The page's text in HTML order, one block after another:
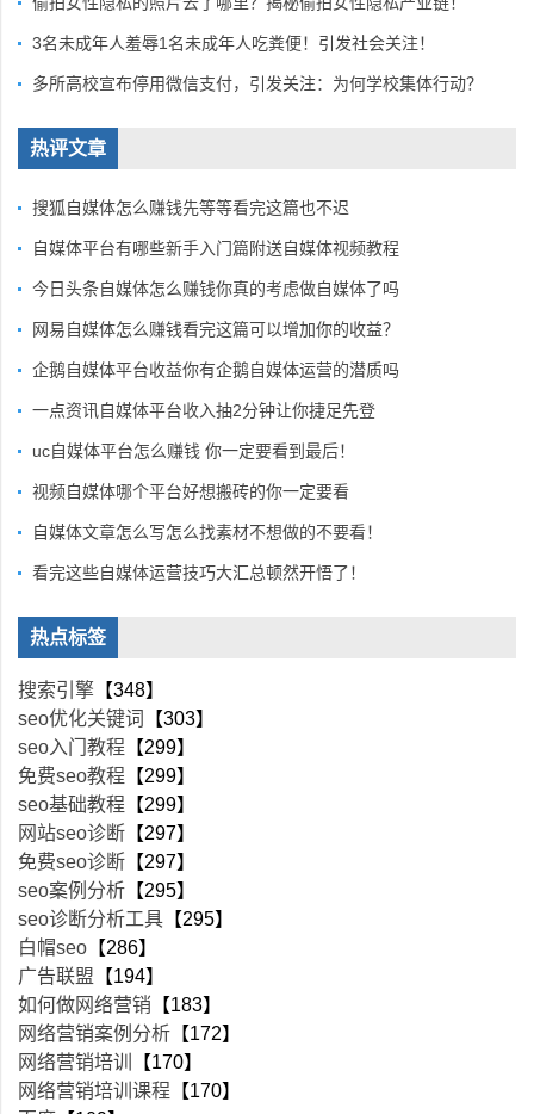
3名未成年人羞辱1名未成年人吃粪便！引发社会关注！
多所高校宣布停用微信支付，引发关注：为何学校集体行动？
热评文章
搜狐自媒体怎么赚钱先等等看完这篇也不迟
自媒体平台有哪些新手入门篇附送自媒体视频教程
今日头条自媒体怎么赚钱你真的考虑做自媒体了吗
网易自媒体怎么赚钱看完这篇可以增加你的收益？
企鹅自媒体平台收益你有企鹅自媒体运营的潜质吗
一点资讯自媒体平台收入抽2分钟让你捷足先登
uc自媒体平台怎么赚钱 你一定要看到最后！
视频自媒体哪个平台好想搬砖的你一定要看
自媒体文章怎么写怎么找素材不想做的不要看！
看完这些自媒体运营技巧大汇总顿然开悟了！
热点标签
搜索引擎 【348】
seo优化关键词
【303】
seo入门教程 【299】
免费seo教程 【299】
seo基础教程 【299】
网站seo诊断 【297】
免费seo诊断 【297】
seo案例分析 【295】
seo诊断分析工具 【295】
白帽seo 【286】
广告联盟 【194】
如何做网络营销 【183】
网络营销案例分析 【172】
网络营销培训
【170】
网络营销培训课程 【170】